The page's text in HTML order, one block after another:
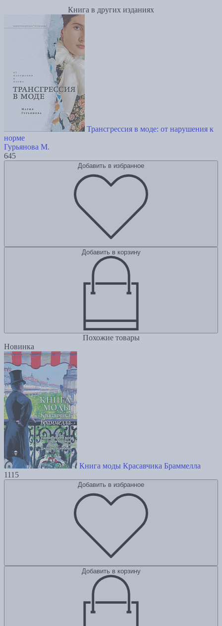
Книга в других изданиях
Трансгрессия в моде: от нарушения к
норме
Гурьянова М.
645
Добавить в избранное
Добавить в корзину
Похожие товары
Новинка
Книга моды Красавчика Браммелла
1115
Добавить в избранное
Добавить в корзину